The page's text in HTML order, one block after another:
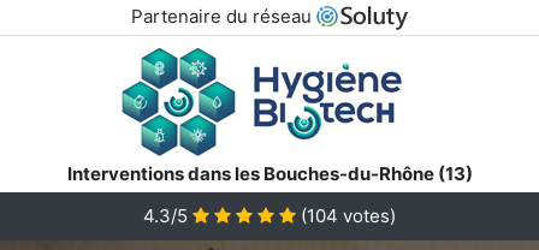
Partenaire du réseau
Interventions dans les Bouches-du-Rhône (13)
4.3/5 (104 votes)